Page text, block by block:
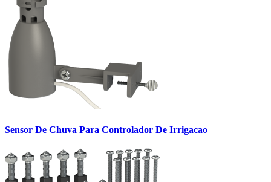
Sensor De Chuva Para Controlador De Irrigacao